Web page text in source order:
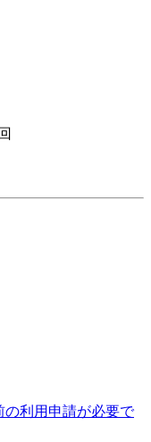
の利用申請が必要で